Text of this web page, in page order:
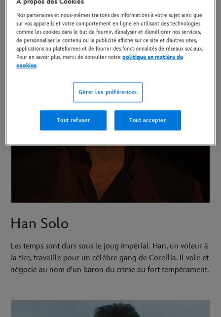
Han Solo
Les temps sont durs sous le joug impérial. Han, un voleur à
la tire, travaille pour un célèbre gang de Corellia. Il vole et
négocie au nom d'un baron du crime au fort tempérament.
Nos partenaires et nous-mêmes traitons des informations à votre sujet ainsi que
sur vos appareils et votre comportement en ligne en utilisant des technologies
comme les cookies dans le but de fournir, d’analyser et d’améliorer nos services,
de personnaliser le contenu ou la publicité affiché sur ce site et d’autres sites,
applications ou plateformes et de fournir des fonctionnalités de réseaux sociaux.
Pour en savoir plus, merci de consulter notrepolitique en matière de
cookies.
Gérer les préférences
Tout refuser Tout accepter